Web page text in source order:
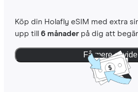
Köp din Holafly eSIM med extra
upp till 6 månaderpå dig att
Få mere at vide